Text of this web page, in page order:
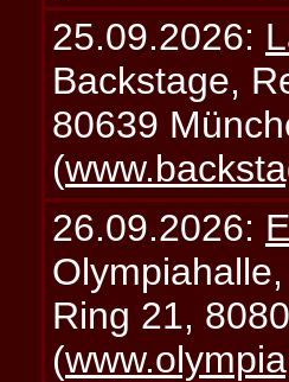
25.09.2026:
Backstage,
80639
(
26.09.2026:
Ring 21,
(